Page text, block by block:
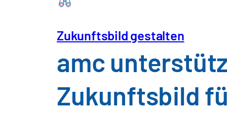
Zukunftsbild gestalten
amc
Zukunftsbild